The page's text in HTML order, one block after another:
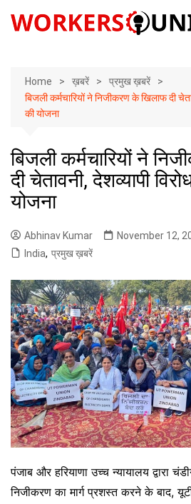
Home ख़बरें
प्रमुख ख़बरें
बिजली कर्मचारियों ने निजीकरण के खिलाफ दी
की योजना
बिजली कर्मचारियों ने
दी चेतावनी, देशव्यापी
योजना
Abhinav Kumar November 12,
India, प्रमुख ख़बरें
पंजाब और हरियाणा उच्च न्यायालय द्वारा
निजीकरण का मार्ग प्रशस्त करने के बाद,